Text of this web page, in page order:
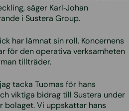
säger Karl‑Johan
i Sustera Group.
har lämnat sin roll. Koncernens
för den operativa verksamheten
tillträder.
tacka Tuomas för hans
viktiga bidrag till Sustera under
bolaget. Vi uppskattar hans